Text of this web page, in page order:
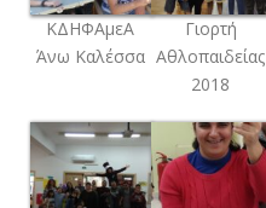
ΚΔΗΦΑμεΑ
Άνω Καλέσσα
Γιορτή
Αθλοπαιδείας
2018